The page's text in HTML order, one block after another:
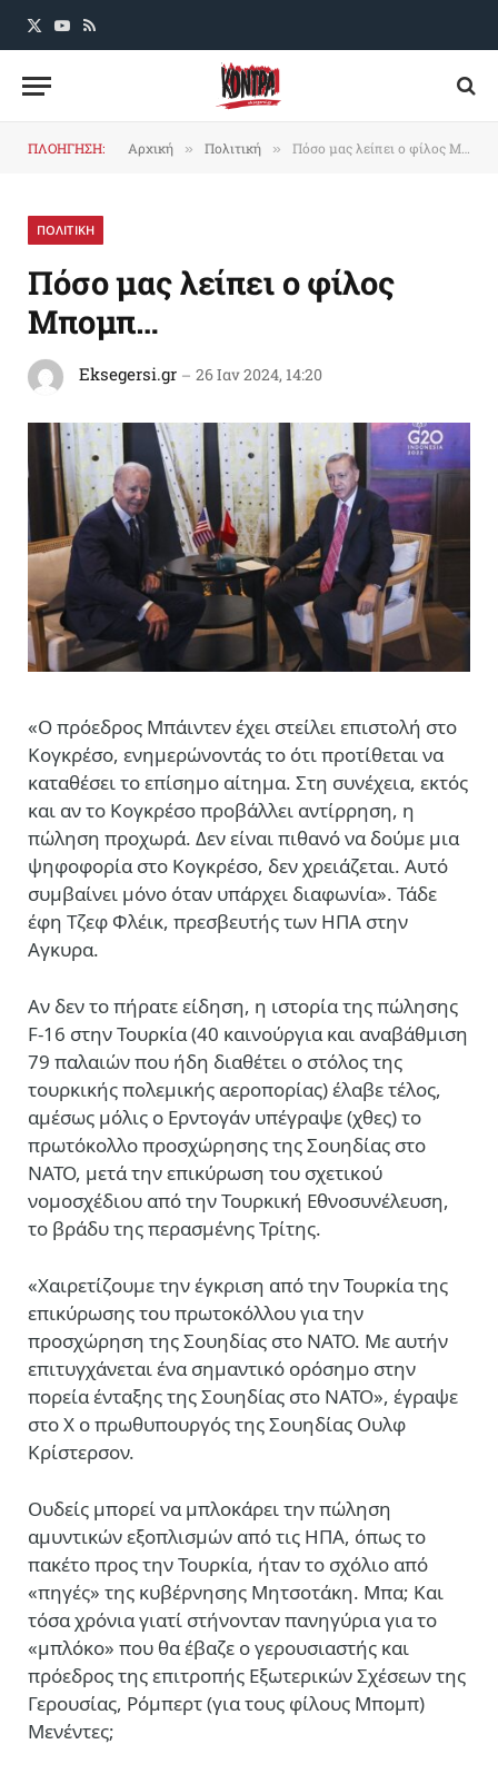
X
YouTube
RSS
ΠΛΟΗΓΗΣΗ: Αρχική » Πολιτική » Πόσο μας λείπει ο φίλος Μπομπ…
ΠΟΛΙΤΙΚΗ
Πόσο μας λείπει ο φίλος
Μπομπ…
Eksegersi.gr 26 Ιαν 2024, 14:20
«Ο πρόεδρος Μπάιντεν έχει στείλει επιστολή στο
Κογκρέσο, ενημερώνοντάς το ότι προτίθεται να
καταθέσει το επίσημο αίτημα. Στη συνέχεια, εκτός
και αν το Κογκρέσο προβάλλει αντίρρηση, η
πώληση προχωρά. Δεν είναι πιθανό να δούμε μια
ψηφοφορία στο Κογκρέσο, δεν χρειάζεται. Αυτό
συμβαίνει μόνο όταν υπάρχει διαφωνία». Τάδε
έφη Τζεφ Φλέικ, πρεσβευτής των ΗΠΑ στην
Αγκυρα.
Αν δεν το πήρατε είδηση, η ιστορία της πώλησης
F-16 στην Τουρκία (40 καινούργια και αναβάθμιση
79 παλαιών που ήδη διαθέτει ο στόλος της
τουρκικής πολεμικής αεροπορίας) έλαβε τέλος,
αμέσως μόλις ο Ερντογάν υπέγραψε (χθες) το
πρωτόκολλο προσχώρησης της Σουηδίας στο
ΝΑΤΟ, μετά την επικύρωση του σχετικού
νομοσχέδιου από την Τουρκική Εθνοσυνέλευση,
το βράδυ της περασμένης Τρίτης.
«Χαιρετίζουμε την έγκριση από την Τουρκία της
επικύρωσης του πρωτοκόλλου για την
προσχώρηση της Σουηδίας στο ΝΑΤΟ. Με αυτήν
επιτυγχάνεται ένα σημαντικό ορόσημο στην
πορεία ένταξης της Σουηδίας στο ΝΑΤΟ», έγραψε
στο Χ ο πρωθυπουργός της Σουηδίας Ουλφ
Κρίστερσον.
Ουδείς μπορεί να μπλοκάρει την πώληση
αμυντικών εξοπλισμών από τις ΗΠΑ, όπως το
πακέτο προς την Τουρκία, ήταν το σχόλιο από
«πηγές» της κυβέρνησης Μητσοτάκη. Μπα; Και
τόσα χρόνια γιατί στήνονταν πανηγύρια για το
«μπλόκο» που θα έβαζε ο γερουσιαστής και
πρόεδρος της επιτροπής Εξωτερικών Σχέσεων της
Γερουσίας, Ρόμπερτ (για τους φίλους Μπομπ)
Μενέντες;